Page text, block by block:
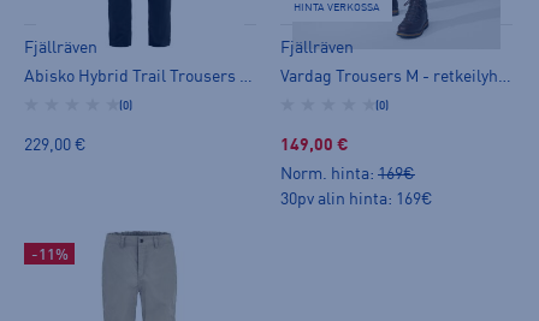
Fjällräven
(0)
229,00 €
HINTA VERKOSSA
Fjällräven
(0)
149,00 €
Norm. hinta: 169€
30pv alin hinta: 169€
-11%